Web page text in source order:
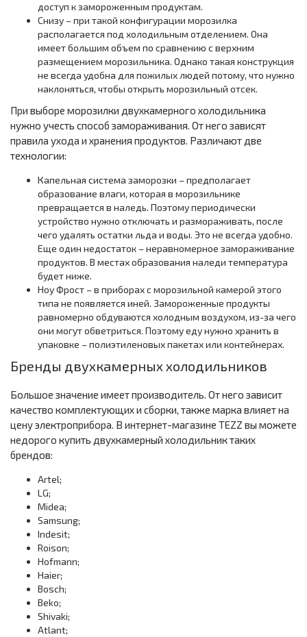
доступ к замороженным продуктам.
Снизу – при такой конфигурации морозилка
располагается под холодильным отделением. Она
имеет большим объем по сравнению с верхним
размещением морозильника. Однако такая конструкция
не всегда удобна для пожилых людей потому, что нужно
наклоняться, чтобы открыть морозильный отсек.
При выборе морозилки двухкамерного холодильника
нужно учесть способ замораживания. От него зависят
правила ухода и хранения продуктов. Различают две
технологии:
Капельная система заморозки – предполагает
образование влаги, которая в морозильнике
превращается в наледь. Поэтому периодически
устройство нужно отключать и размораживать, после
чего удалять остатки льда и воды. Это не всегда удобно.
Еще один недостаток – неравномерное замораживание
продуктов. В местах образования наледи температура
будет ниже.
Ноу Фрост – в приборах с морозильной камерой этого
типа не появляется иней. Замороженные продукты
равномерно обдуваются холодным воздухом, из-за чего
они могут обветриться. Поэтому еду нужно хранить в
упаковке – полиэтиленовых пакетах или контейнерах.
Бренды двухкамерных холодильников
Большое значение имеет производитель. От него зависит
качество комплектующих и сборки, также марка влияет на
цену электроприбора. В интернет-магазине TEZZ вы можете
недорого купить двухкамерный холодильник таких
брендов:
Artel;
LG;
Midea;
Samsung;
Indesit;
Roison;
Hofmann;
Haier;
Bosch;
Beko;
Shivaki;
Atlant;